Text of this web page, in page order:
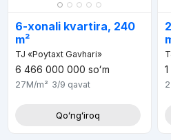
6-xonali kvartira, 240
m²
TJ «Poytaxt Gavhari»
6 466 000 000 soʻm
27M/m² 3/9 qavat
Qoʻngʻiroq